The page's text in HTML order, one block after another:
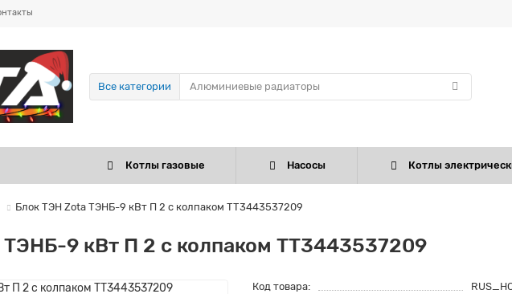
Все категории
Котлы газовые Насосы Котлы
Блок ТЭН Zota ТЭНБ-9 кВт П 2 с колпаком ТТ3443537209
9 кВт П 2 с колпаком ТТ3443537209
Код товара: